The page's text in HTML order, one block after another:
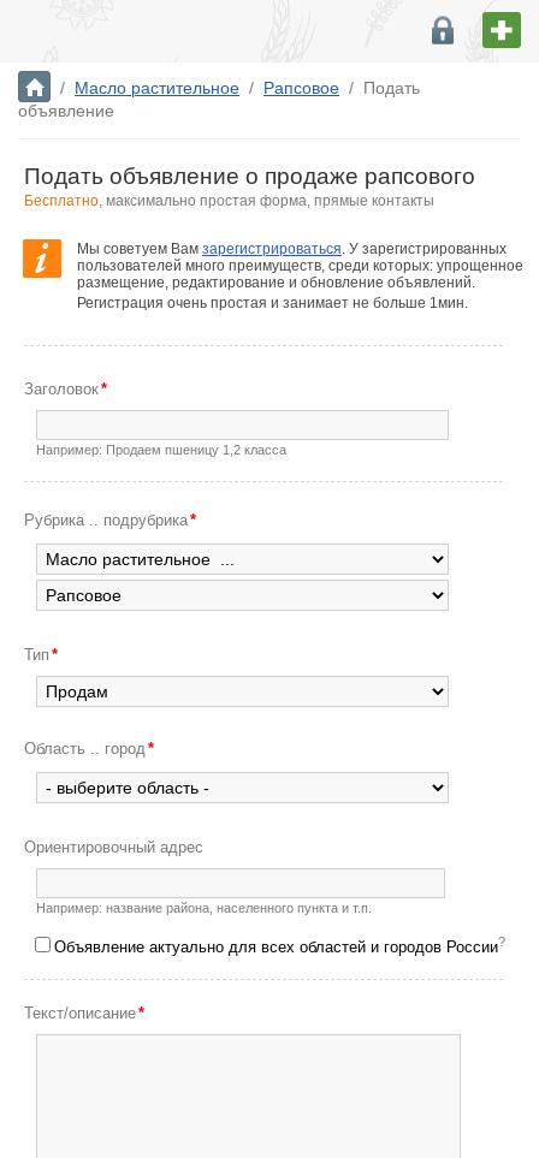
/ Масло растительное / Рапсовое /
Подать
объявление
Подать объявление о продаже рапсового
Бесплатно, максимально простая форма, прямые контакты
Мы советуем Вам зарегистрироваться. У зарегистрированных
пользователей много преимуществ, среди которых: упрощенное
размещение, редактирование и обновление объявлений.
Регистрация очень простая и занимает не больше 1мин.
Заголовок*
Например: Продаем пшеницу 1,2 класса
Рубрика .. подрубрика*
Тип *
Область .. город*
Ориентировочный адрес
Например: название района, населенного пункта и т.п.
Объявление актуально для всех областей и городов России?
Текст/описание*